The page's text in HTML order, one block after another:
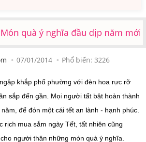
quà ý nghĩa đầu dịp năm mới
07/01/2014 Phổ biến: 3226
khắp phố phường với đèn hoa rực rỡ
sắp đến gần. Mọi người tất bật hoàn thành
để đón một cái tết an lành - hạnh phúc.
rịch mua sắm ngày Tết, tất nhiên cũng
người thân những món quà ý nghĩa.